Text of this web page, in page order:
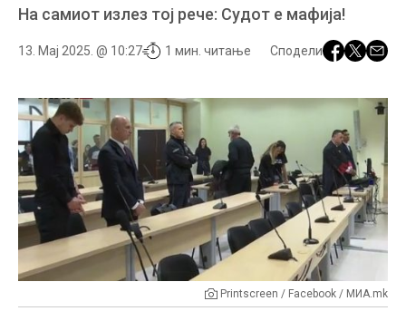
На самиот излез тој рече: Судот е мафија!
13. Мај 2025. @ 10:27 1 мин. читање Сподели
Printscreen / Facebook / MИА.mk